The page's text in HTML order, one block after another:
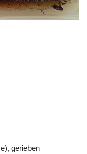
gerieben